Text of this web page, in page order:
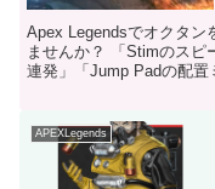
Apex Legendsでオクタン
ませんか？ 「Stimのスピ
連発」「Jump Padの配
APEXLegends